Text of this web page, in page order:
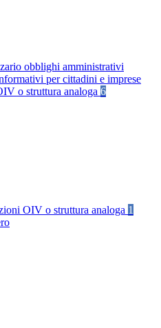
obblighi amministrativi
per cittadini e imprese
o struttura analoga 6
OIV o struttura analoga 1